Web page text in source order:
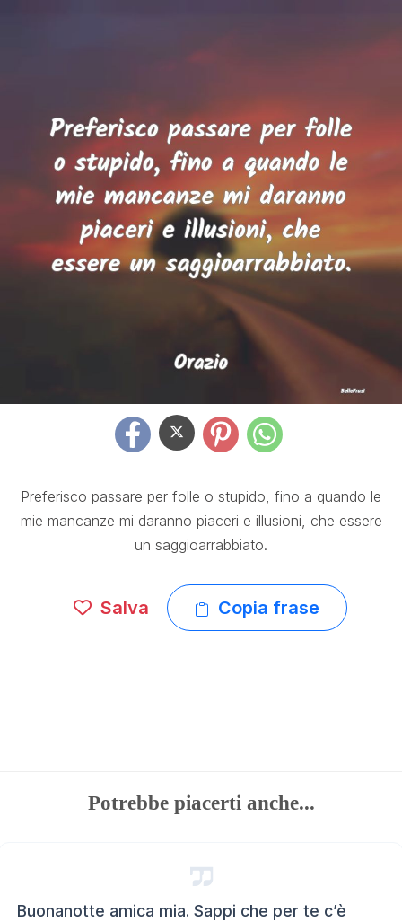
Preferisco passare per folle o stupido, fino a quando le
mie mancanze mi daranno piaceri e illusioni, che essere
un saggioarrabbiato.
Salva Copia frase
Potrebbe piacerti anche...
Buonanotte amica mia. Sappi che per te c’è